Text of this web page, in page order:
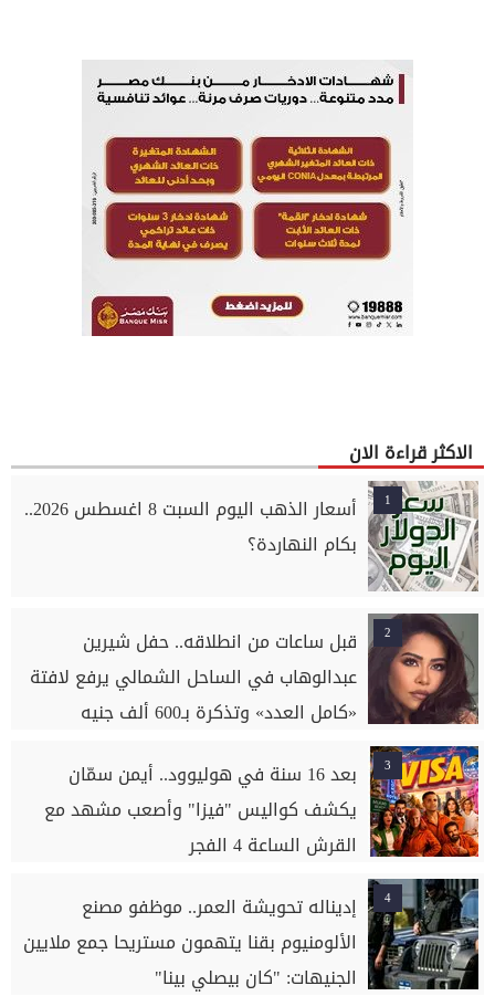
الاكثر قراءة الان
1
أسعار الذهب اليوم السبت 8 اغسطس 2026..
بكام النهاردة؟
2
قبل ساعات من انطلاقه.. حفل شيرين
عبدالوهاب في الساحل الشمالي يرفع لافتة
«كامل العدد» وتذكرة بـ600 ألف جنيه
3
بعد 16 سنة في هوليوود.. أيمن سمّان
يكشف كواليس "فيزا" وأصعب مشهد مع
القرش الساعة 4 الفجر
4
إديناله تحويشة العمر.. موظفو مصنع
الألومنيوم بقنا يتهمون مستريحا جمع ملايين
الجنيهات: "كان بيصلي بينا"